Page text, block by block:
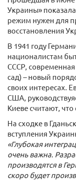
Украины»
режим нужен для
восстановления
В 1941 году
националистам
СССР,
сад) – новый
своих интересах.
США,
Киеве считают,
На сходке в
вступления
«Глубокая
очень важна.
производятся в
скоро будет